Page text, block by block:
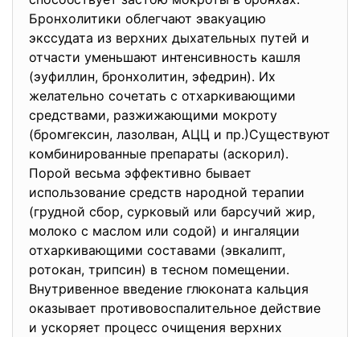
Бронхолитики облегчают эвакуацию
экссудата из верхних дыхательных путей и
отчасти уменьшают интенсивность кашля
(эуфиллин, бронхолитин, эфедрин). Их
желательно сочетать с отхаркивающими
средствами, разжижающими мокроту
(бромгексин, лазолван, АЦЦ и пр.)Существуют
комбинированные препараты (аскорил).
Порой весьма эффективно бывает
использование средств народной терапии
(грудной сбор, сурковый или барсучий жир,
молоко с маслом или содой) и ингаляции
отхаркивающими составами (эвкалипт,
ротокан, трипсин) в тесном помещении.
Внутривенное введение глюконата кальция
оказывает противовоспалительное действие
и ускоряет процесс очищения верхних